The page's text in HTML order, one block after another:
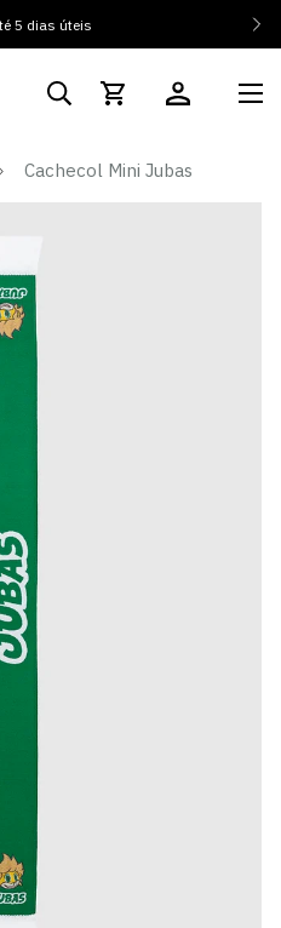
5 dias úteis
Cachecol Mini Jubas